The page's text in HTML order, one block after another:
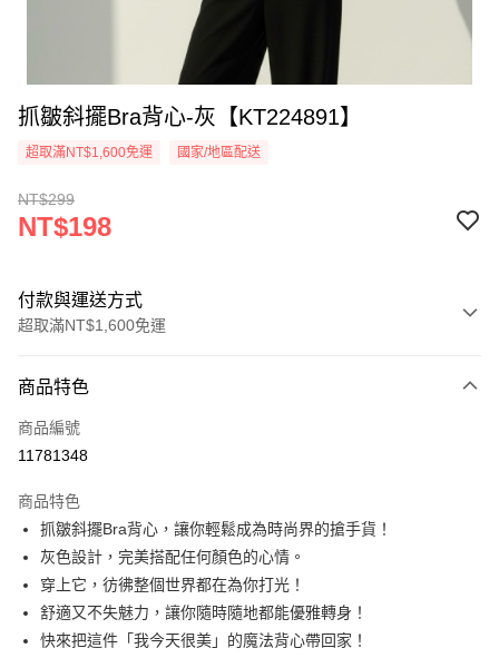
抓皺斜擺Bra背心-灰【KT224891】
超取滿NT$1,600免運 國家/地區配送
NT$299
NT$198
付款與運送方式
超取滿NT$1,600免運
信用卡一次付款
超商取貨付款
Apple Pay
街口支付
Google Pay
大哥付你分期
商品特色
商品編號
11781348
商品特色
抓皺斜擺Bra背心，讓你輕鬆成為時尚界的搶手貨！
灰色設計，完美搭配任何顏色的心情。
穿上它，彷彿整個世界都在為你打光！
舒適又不失魅力，讓你隨時隨地都能優雅轉身！
快來把這件「我今天很美」的魔法背心帶回家！